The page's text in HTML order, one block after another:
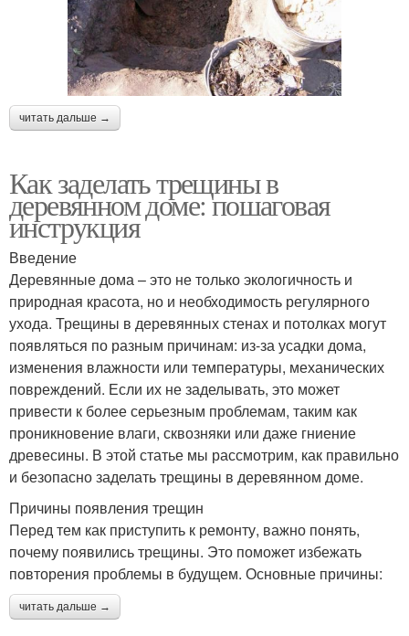
читать дальше →
Как заделать трещины в
деревянном доме: пошаговая
инструкция
Введение
Деревянные дома – это не только экологичность и
природная красота, но и необходимость регулярного
ухода. Трещины в деревянных стенах и потолках могут
появляться по разным причинам: из-за усадки дома,
изменения влажности или температуры, механических
повреждений. Если их не заделывать, это может
привести к более серьезным проблемам, таким как
проникновение влаги, сквозняки или даже гниение
древесины. В этой статье мы рассмотрим, как правильно
и безопасно заделать трещины в деревянном доме.
Причины появления трещин
Перед тем как приступить к ремонту, важно понять,
почему появились трещины. Это поможет избежать
повторения проблемы в будущем. Основные причины:
читать дальше →